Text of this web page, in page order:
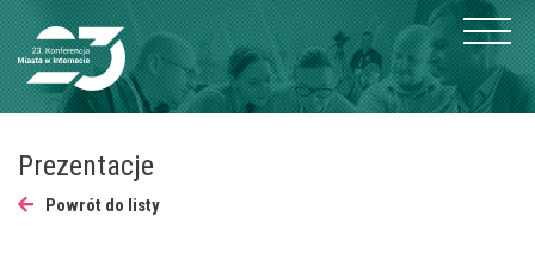
Prezentacje
Powrót do listy